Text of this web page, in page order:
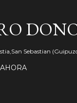
Sebastian